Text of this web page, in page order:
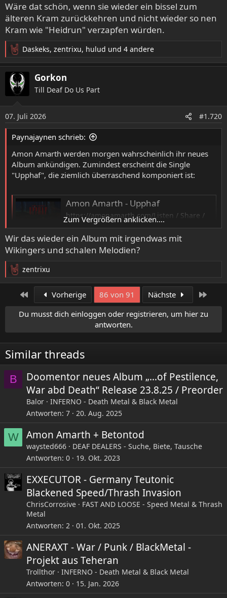
Wäre dat schön, wenn sie wieder ein bissel zum
älteren Kram zurückkehren und nicht wieder so nen
Kram wie "Heidrun" verzapfen würden.
R
e
a
k
n
e
n
Daskeks, zentrixu, hulud und 4 andere
Gorkon
Till Deaf Do Us Part
07. Juli 2026 #1.720
Paynajaynen schrieb:
Amon Amarth werden morgen wahrscheinlich ihr neues
Album ankündigen. Zumindest erscheint die Single
"Upphaf", die ziemlich überraschend komponiert ist:
Amon Amarth - Upphaf
https://amonamarth.com/Listen / Share /
Playlist “Upphaf” /
https://lnk.to/UpphafAmon Amarth Live
Dates:UK:Oct 09: England - Manchester, O2
Apollo Oct 10: En...
Zum Vergrößern anklicken....
Wir das wieder ein Album mit irgendwas mit
Wikingers und schalen Melodien?
R
e
o
n
e
n
:
zentrixu
Erste Vorherige 86 von 91 Nächste
Du musst dich einloggen oder registrieren, um hier zu
antworten.
Similar threads
B
Doomentor neues Album „…of Pestilence,
War abd Death“ Release 23.8.25 / Preorder
Balor
INFERNO - Death Metal & Black Metal
Antworten 7 20. Aug. 2025
W Amon Amarth + Betontod
waysted666
DEAF DEALERS - Suche, Biete, Tausche
Antworten 0 19. Okt. 2023
EXXECUTOR - Germany Teutonic
Blackened Speed/Thrash Invasion
ChrisCorrosive
FAST AND LOOSE - Speed Metal & Thrash
Metal
Antworten 2 01. Okt. 2025
ANERAXT - War / Punk / BlackMetal -
Projekt aus Teheran
Trollthor
INFERNO - Death Metal & Black Metal
Antworten 0 15. Jan. 2026